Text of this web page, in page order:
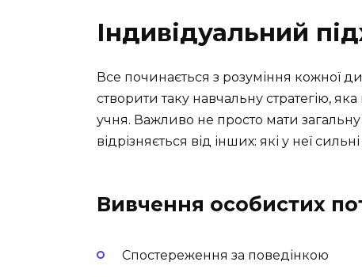
Індивідуальний
Все починається з розуміння кожної
створити таку навчальну стратегію,
учня. Важливо не просто мати
відрізняється від інших: які у неї
Вивчення особистих
Спостереження за поведінкою